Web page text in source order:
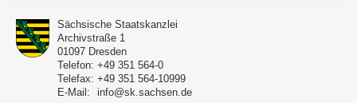
Sächsische Staatskanzlei
Archivstraße 1
01097 Dresden
Telefon: +49 351 564-0
Telefax: +49 351 564-10999
E-Mail:
info@sk.sachsen.de